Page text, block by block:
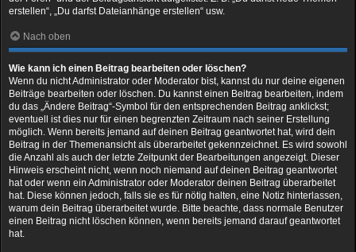
erstellen“, „Du darfst Dateianhänge erstellen“ usw.
Nach oben
Wie kann ich einen Beitrag bearbeiten oder löschen?
Wenn du nicht Administrator oder Moderator bist, kannst du nur deine eigenen
Beiträge bearbeiten oder löschen. Du kannst einen Beitrag bearbeiten, indem
du das „Ändere Beitrag“-Symbol für den entsprechenden Beitrag anklickst;
eventuell ist dies nur für einen begrenzten Zeitraum nach seiner Erstellung
möglich. Wenn bereits jemand auf deinen Beitrag geantwortet hat, wird dein
Beitrag in der Themenansicht als überarbeitet gekennzeichnet. Es wird sowohl
die Anzahl als auch der letzte Zeitpunkt der Bearbeitungen angezeigt. Dieser
Hinweis erscheint nicht, wenn noch niemand auf deinen Beitrag geantwortet
hat oder wenn ein Administrator oder Moderator deinen Beitrag überarbeitet
hat. Diese können jedoch, falls sie es für nötig halten, eine Notiz hinterlassen,
warum dein Beitrag überarbeitet wurde. Bitte beachte, dass normale Benutzer
einen Beitrag nicht löschen können, wenn bereits jemand darauf geantwortet
hat.